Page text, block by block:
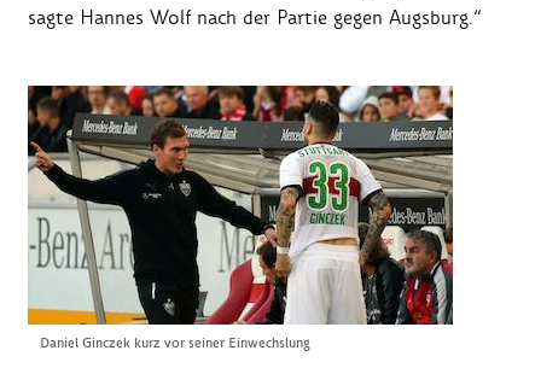
sagte Hannes Wolf nach der Partie gegen Augsburg.“
Daniel Ginczek kurz vor seiner Einwechslung